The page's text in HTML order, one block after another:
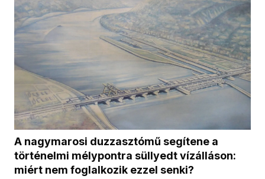
A nagymarosi duzzasztómű segítene a
történelmi mélypontra süllyedt vízálláson:
miért nem foglalkozik ezzel senki?